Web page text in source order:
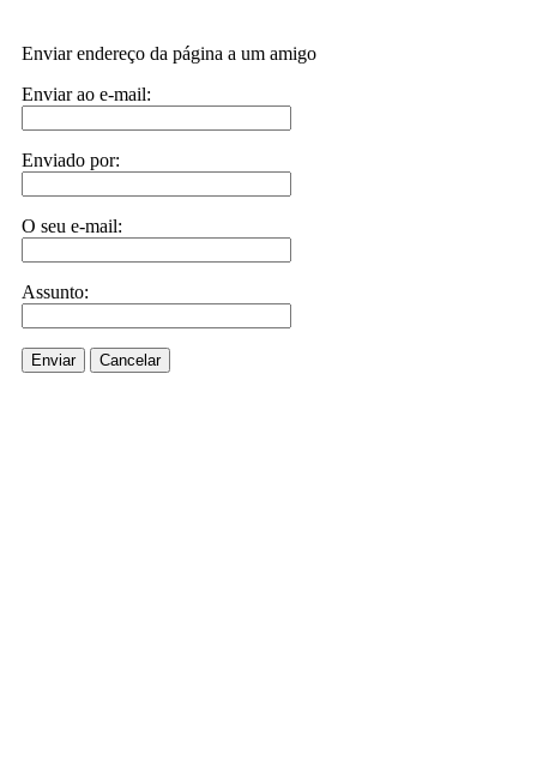
Enviar endereço da página a um amigo
Enviar ao e-mail:
Enviado por:
O seu e-mail:
Assunto:
Enviar Cancelar